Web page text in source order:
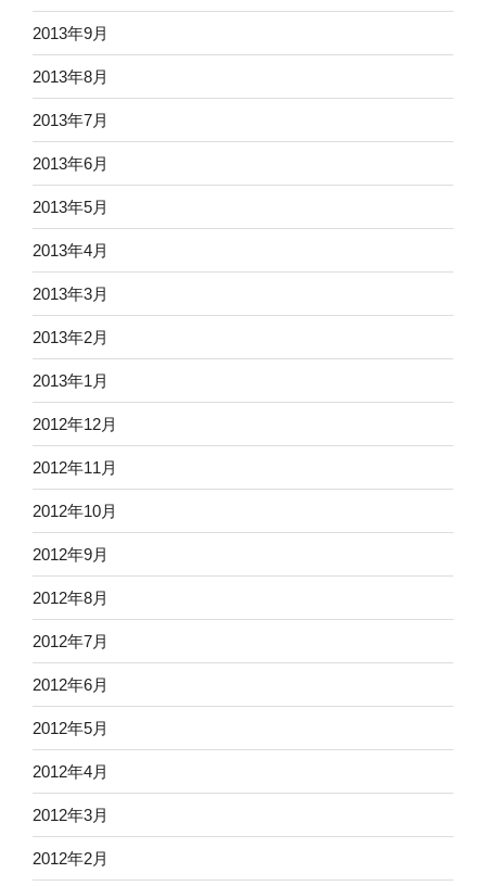
2013年9月
2013年8月
2013年7月
2013年6月
2013年5月
2013年4月
2013年3月
2013年2月
2013年1月
2012年12月
2012年11月
2012年10月
2012年9月
2012年8月
2012年7月
2012年6月
2012年5月
2012年4月
2012年3月
2012年2月